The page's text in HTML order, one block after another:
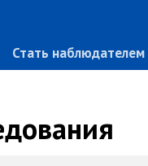
Стать наблюдателем